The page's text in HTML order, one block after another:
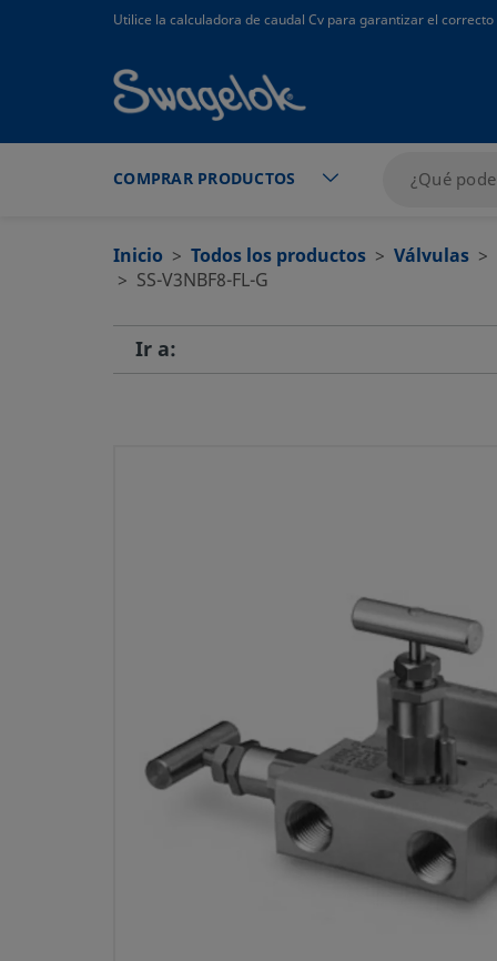
text.skipToContent
text.skipToNavigationUtilice la calculadora de caudal Cv para garantizar el
COMPRAR PRODUCTOS
Inicio Todos los productos Válvulas
SS-V3NBF8-FL-G
MANIFOLD PARA
DE ACERO INOX., 1/2
(MSS), OBTURADOR
Ir a: